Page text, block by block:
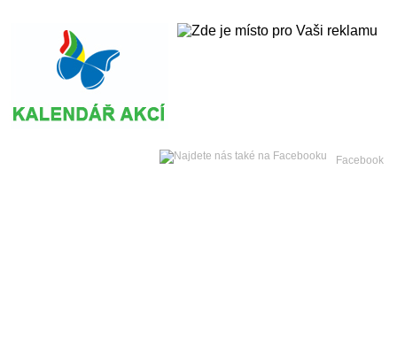
Facebook